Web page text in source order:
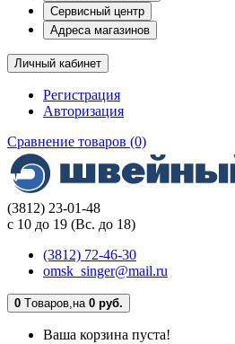
Сервисный центр
Адреса магазинов
Личный кабинет
Регистрация
Авторизация
Сравнение товаров (0)
(3812) 23-01-48
с 10 до 19 (Вс. до 18)
(3812) 72-46-30
omsk_singer@mail.ru
0 Tоваров,на 0 руб.
Ваша корзина пуста!